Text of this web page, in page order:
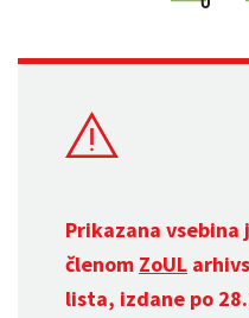
Prikazana vsebina
členom ZoUL
lista, izdane po